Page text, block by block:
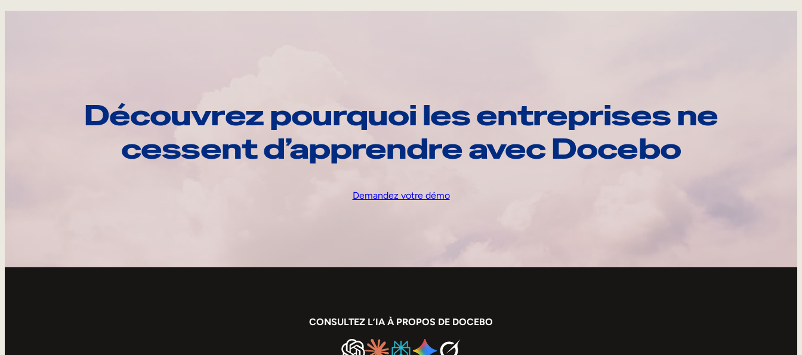
Découvrez pourquoi les entreprises ne
cessent d’apprendre avec Docebo
Demandez votre démo
CONSULTEZ L’IA À PROPOS DE DOCEBO